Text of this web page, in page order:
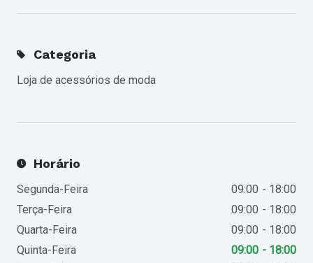
Categoria
Loja de acessórios de moda
Horário
Segunda-Feira 09:00
18:00
Terça-Feira
09:00
18:00
Quarta-Feira
09:00
18:00
Quinta-Feira
09:00
18:00